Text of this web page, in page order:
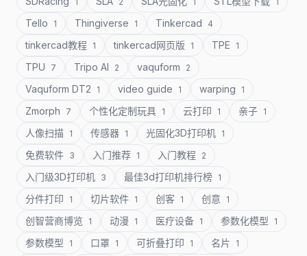
Tello 1 Thingiverse 1 Tinkercad 4
tinkercad教程 1 tinkercad网页版 1 TPE 1
TPU 7 Tripo AI 2 vaquform 2
Vaquform DT2 1 video guide 1 warping 1
Zmorph 7 个性化定制玩具 1 云打印 1 亲子 1
人像扫描 1 传感器 1 光固化3D打印机 1
免费软件 3 入门推荐 1 入门教程 2
入门级3D打印机 3 最佳3d打印机排行榜 1
分件打印 1 切片软件 1 创客 1 创意 1
创智营商博览 1 动漫 1 医疗设备 1 参数化模型 1
参数模型 1 口罩 1 可折叠打印 1 名片 1